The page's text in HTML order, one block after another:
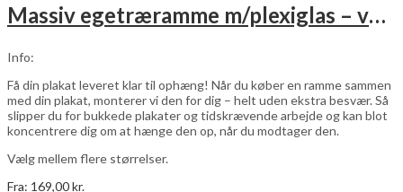
Massiv egetræramme m/plexiglas – vælg størrelse
Info:
Få din plakat leveret klar til ophæng! Når du køber en ramme sammen
med din plakat, monterer vi den for dig – helt uden ekstra besvær. Så
slipper du for bukkede plakater og tidskrævende arbejde og kan blot
koncentrere dig om at hænge den op, når du modtager den.
Vælg mellem flere størrelser.
Fra: 169,00kr.